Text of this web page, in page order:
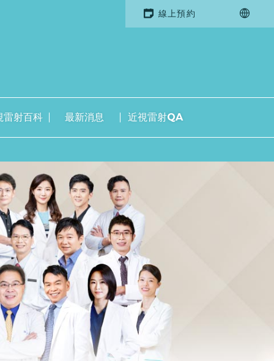
線上預約
雷射百科 最新消息 近視雷射QA